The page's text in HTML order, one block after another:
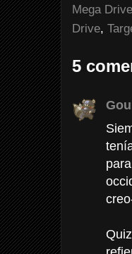
Mega Drive
Drive,
5